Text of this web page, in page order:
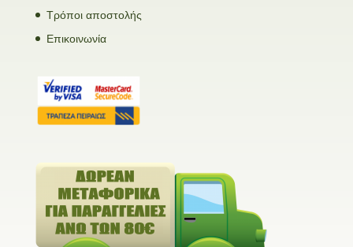
Τρόποι αποστολής
Επικοινωνία